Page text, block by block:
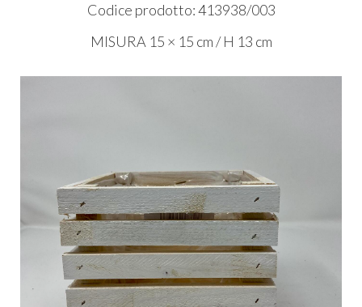
Codice prodotto: 413938/003
MISURA 15 × 15 cm / H 13 cm